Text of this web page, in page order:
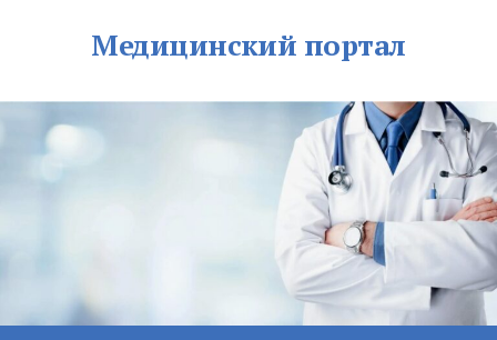
Медицинский портал